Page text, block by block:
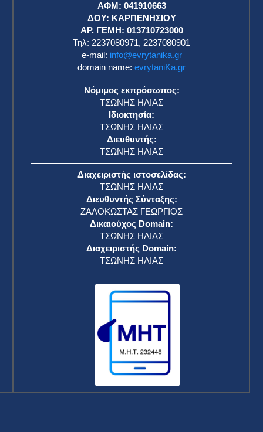
ΑΦΜ: 041910663
ΔΟΥ: ΚΑΡΠΕΝΗΣΙΟΥ
ΑΡ. ΓΕΜΗ: 013710723000
Τηλ: 2237080971, 2237080901
e-mail: info@evrytanika.gr
domain name: evrytaniKa.gr
Νόμιμος εκπρόσωπος:
ΤΣΩΝΗΣ ΗΛΙΑΣ
Ιδιοκτησία:
ΤΣΩΝΗΣ ΗΛΙΑΣ
Διευθυντής:
ΤΣΩΝΗΣ ΗΛΙΑΣ
Διαχειριστής ιστοσελίδας:
ΤΣΩΝΗΣ ΗΛΙΑΣ
Διευθυντής Σύνταξης:
ΖΑΛΟΚΩΣΤΑΣ ΓΕΩΡΓΙΟΣ
Δικαιούχος Domain:
ΤΣΩΝΗΣ ΗΛΙΑΣ
Διαχειριστής Domain:
ΤΣΩΝΗΣ ΗΛΙΑΣ